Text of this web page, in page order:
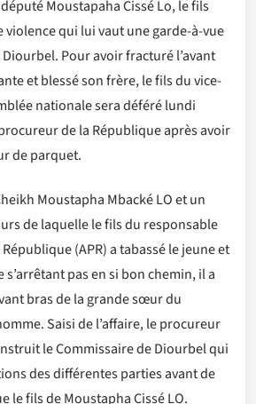
Moustapaha Cissé Lo, le fils
violence qui lui vaut une garde-à-vue
Pour avoir fracturé l’avant
et blessé son frère, le fils du vice-
nationale sera déféré lundi
de la République après avoir
de parquet.
Moustapha Mbacké LO et un
de laquelle le fils du responsable
(APR) a tabassé le jeune et
pas en si bon chemin, il a
bras de la grande sœur du
Saisi de l’affaire, le procureur
le Commissaire de Diourbel qui
des différentes parties avant de
le fils de Moustapha Cissé LO.